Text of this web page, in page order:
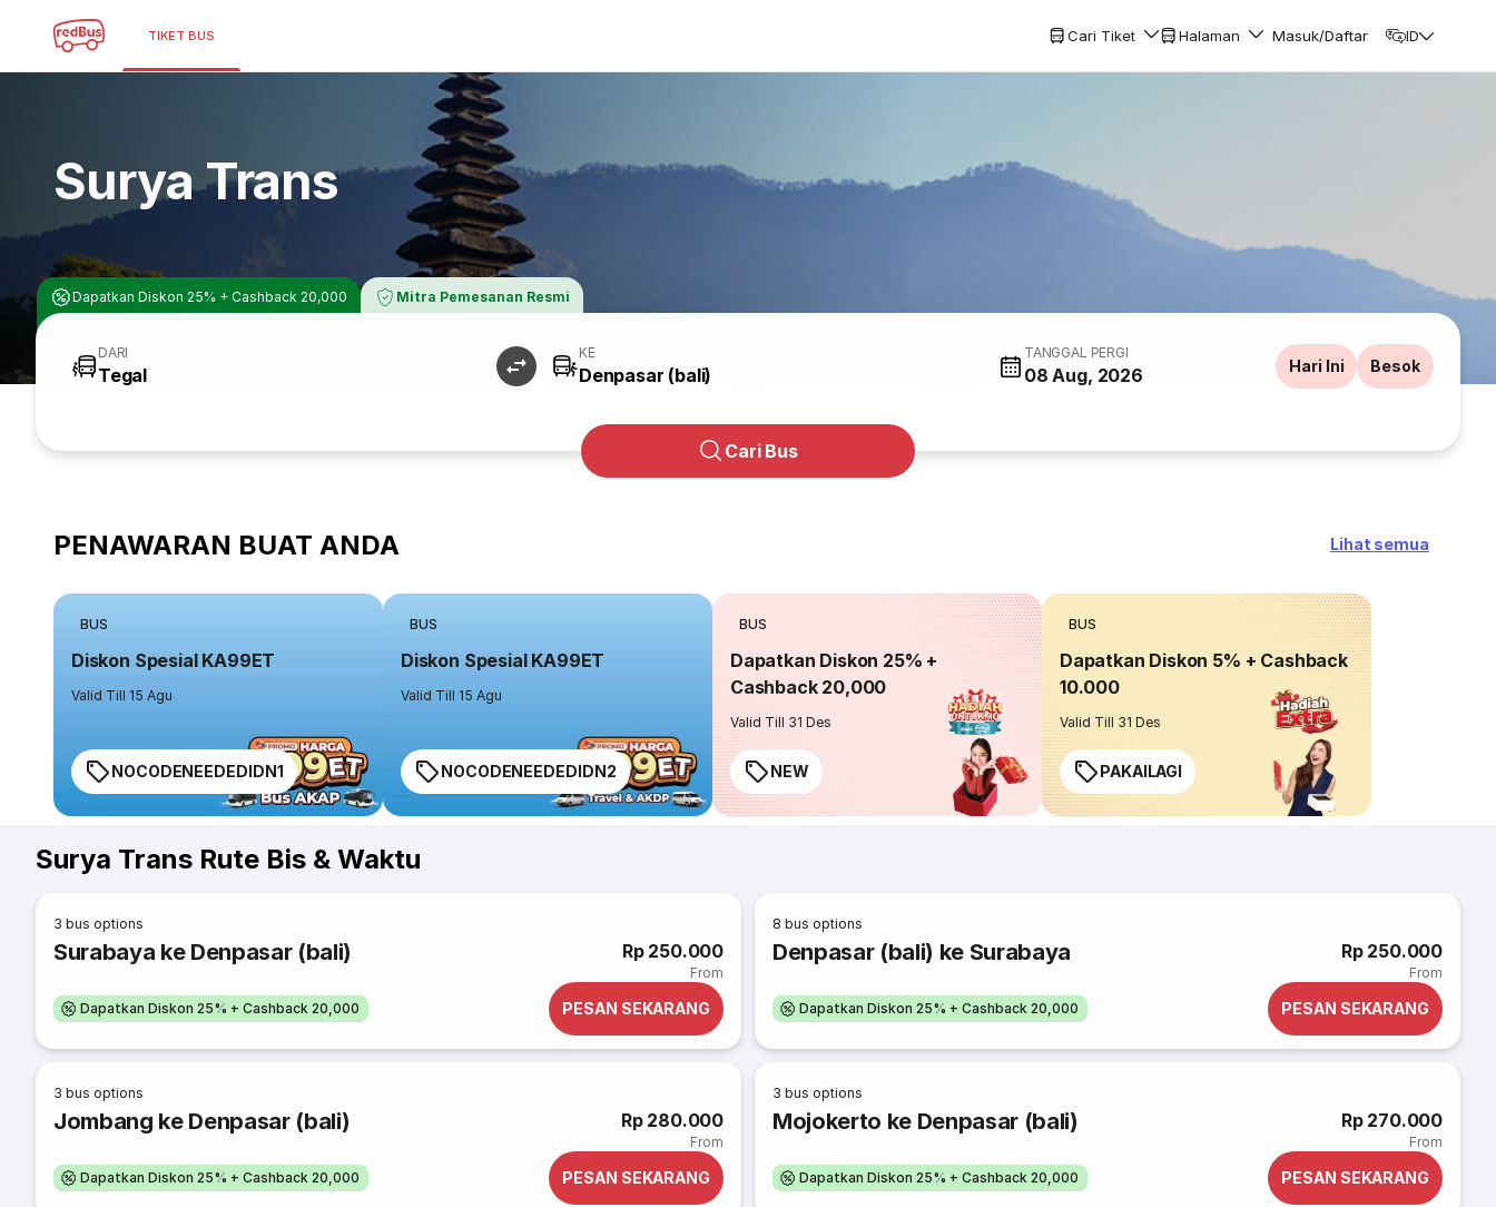
TIKET BUS Cari Tiket Halaman Masuk/Daftar ID
Surya Trans
Dapatkan Diskon 25% + Cashback 20,000 Mitra Pemesanan Resmi
DARI KE TANGGAL PERGI
08 Aug, 2026 Hari Ini Besok
Cari Bus
PENAWARAN BUAT ANDA Lihat semua
BUS
Diskon Spesial KA99ET
Valid Till 15 Agu
NOCODENEEDEDIDN1
BUS
Diskon Spesial KA99ET
Valid Till 15 Agu
NOCODENEEDEDIDN2
BUS
Dapatkan Diskon 25% +
Cashback 20,000
Valid Till 31 Des
NEW
BUS
Dapatkan Diskon 5% + Cashback
10.000
Valid Till 31 Des
PAKAILAGI
Surya Trans Rute Bis & Waktu
3 bus options
Surabaya ke Denpasar (bali) Rp 250.000
From
Dapatkan Diskon 25% + Cashback 20,000 PESAN SEKARANG
8 bus options
Denpasar (bali) ke Surabaya Rp 250.000
From
Dapatkan Diskon 25% + Cashback 20,000 PESAN SEKARANG
3 bus options
Jombang ke Denpasar (bali) Rp 280.000
From
Dapatkan Diskon 25% + Cashback 20,000 PESAN SEKARANG
3 bus options
Mojokerto ke Denpasar (bali) Rp 270.000
From
Dapatkan Diskon 25% + Cashback 20,000 PESAN SEKARANG